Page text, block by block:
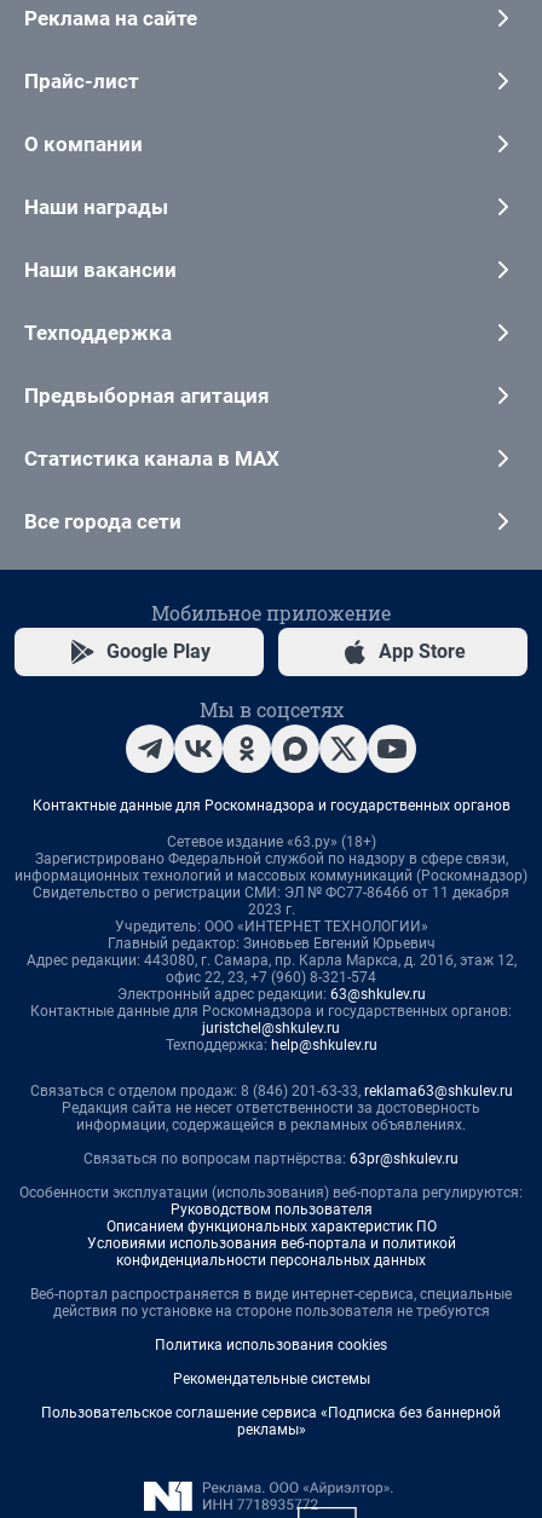
Реклама на сайте
Прайс-лист
О компании
Наши награды
Наши вакансии
Техподдержка
Предвыборная агитация
Статистика канала в MAX
Все города сети
Мобильное приложение
Google Play App Store
Мы в соцсетях
Контактные данные для Роскомнадзора и государственных органов
Сетевое издание «63.ру» (18+)
Зарегистрировано Федеральной службой по надзору в сфере связи,
информационных технологий и массовых коммуникаций (Роскомнадзор)
Свидетельство о регистрации СМИ: ЭЛ № ФС77-86466 от 11 декабря
2023 г.
Учредитель: ООО «ИНТЕРНЕТ ТЕХНОЛОГИИ»
Главный редактор: Зиновьев Евгений Юрьевич
Адрес редакции: 443080, г. Самара, пр. Карла Маркса, д. 201б, этаж 12,
офис 22, 23, +7 (960) 8-321-574
Электронный адрес редакции: 63@shkulev.ru
Контактные данные для Роскомнадзора и государственных органов:
juristchel@shkulev.ru
Техподдержка: help@shkulev.ru
Связаться с отделом продаж: 8 (846) 201-63-33, reklama63@shkulev.ru
Редакция сайта не несет ответственности за достоверность
информации, содержащейся в рекламных объявлениях.
Связаться по вопросам партнёрства: 63pr@shkulev.ru
Особенности эксплуатации (использования) веб-портала регулируются:
Руководством пользователя
Описанием функциональных характеристик ПО
Условиями использования веб-портала и политикой
конфиденциальности персональных данных
Веб-портал распространяется в виде интернет-сервиса, специальные
действия по установке на стороне пользователя не требуются
Политика использования cookies
Рекомендательные системы
Пользовательское соглашение сервиса «Подписка без баннерной
рекламы»